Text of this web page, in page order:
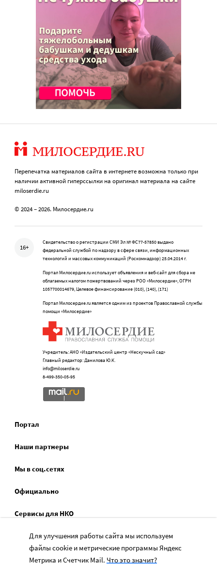
Перепечатка материалов сайта в интернете возможна только при
наличии активной гиперссылки на оригинал материала на сайте
miloserdie.ru
© 2024 – 2026. Милосердие.ru
16+
Свидетельство о регистрации СМИ Эл № ФС77-57850 выдано
федеральной службой по надзору в сфере связи, информационных
технологий и массовых коммуникаций (Роскомнадзор) 25.04.2014 г.
Портал Милосердие.ru использует объявления и веб-сайт для сбора не
облагаемых налогом пожертвований через РОО «Милосердие», ОГРН
1057700014679, Целевое финансирование (010), (140), (171)
Портал Милосердие.ru является одним из проектов Православной службы
помощи «Милосердие»
Учредитель: АНО «Издательский центр «Нескучный сад»
Главный редактор: Данилова Ю.К.
info@miloserdie.ru
8-499-350-05-95
Портал
Наши партнеры
Мы в соц.сетях
Официально
Сервисы для НКО
Спецпроекты
Социальное служение
Для улучшения работы сайта мы используем
файлы cookie и метрические программы Яндекс
Метрика и Счетчик Mail. Что это значит?